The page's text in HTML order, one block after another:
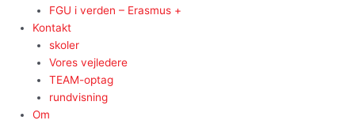
FGU i verden – Erasmus +
Kontakt
skoler
Vores vejledere
TEAM-optag
rundvisning
Om